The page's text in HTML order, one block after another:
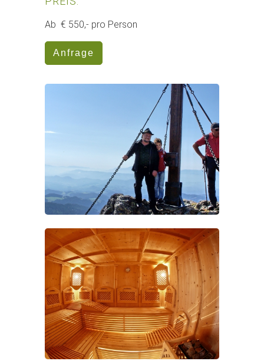
Ab € 550,- pro Person
Anfrage